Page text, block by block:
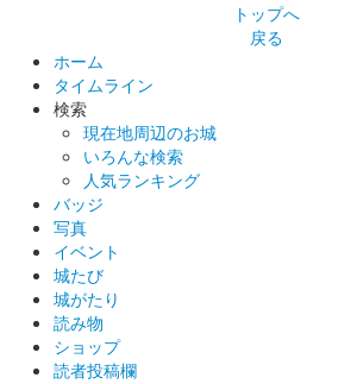
トップへ
戻る
ホーム
タイムライン
検索
現在地周辺のお城
いろんな検索
人気ランキング
バッジ
写真
イベント
城たび
城がたり
読み物
ショップ
読者投稿欄